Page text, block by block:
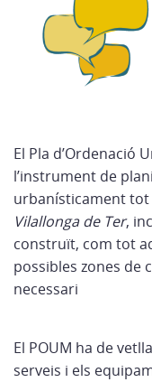
El Pla d’Ordenació
l’instrument de
urbanísticament
Vilallonga de Ter,
construït, com tot
possibles zones de
necessari
El POUM ha de
serveis i els